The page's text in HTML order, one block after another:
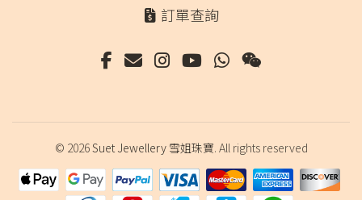
訂單查詢
© 2026Suet Jewellery 雪姐珠寶. All rights reserved